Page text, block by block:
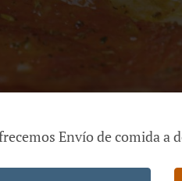
Envío de comida a